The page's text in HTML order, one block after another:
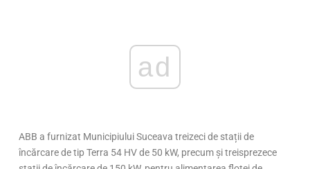
ad
ABB a furnizat Municipiului Suceava treizeci de stații de
încărcare de tip Terra 54 HV de 50 kW, precum și treisprezece